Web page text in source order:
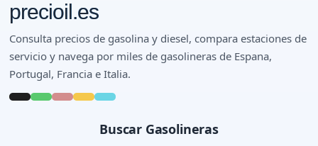
precioil.es
Consulta precios de gasolina y diesel, compara estaciones de
servicio y navega por miles de gasolineras de Espana,
Portugal, Francia e Italia.
Buscar Gasolineras